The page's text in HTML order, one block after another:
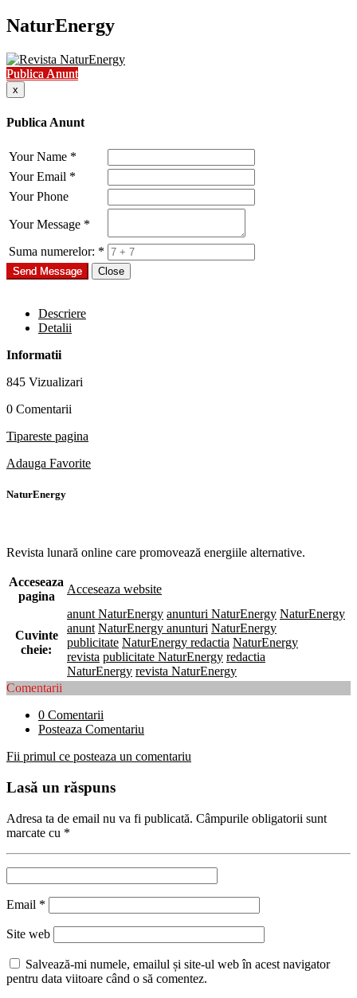
NaturEnergy
Publica Anunt
x
Publica Anunt
Your Name *
Your Email *
Your Phone
Your Message *
Suma numerelor: *
Send Message Close
Descriere
Detalii
Informatii
845 Vizualizari
0 Comentarii
Tipareste pagina
Adauga Favorite
NaturEnergy
Revista lunară online care promovează energiile alternative.
Acceseaza
pagina
Acceseaza website
Cuvinte
cheie:
anunt NaturEnergy anunturi NaturEnergy NaturEnergy
anunt NaturEnergy anunturi NaturEnergy
publicitate NaturEnergy redactia NaturEnergy
revista publicitate NaturEnergy redactia
NaturEnergy revista NaturEnergy
Comentarii
0 Comentarii
Posteaza Comentariu
Fii primul ce posteaza un comentariu
Lasă un răspuns
Adresa ta de email nu va fi publicată. Câmpurile obligatorii sunt
marcate cu *
Email *
Site web
Salvează-mi numele, emailul și site-ul web în acest navigator
pentru data viitoare când o să comentez.